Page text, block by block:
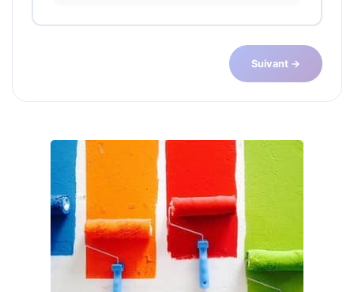
Suivant →